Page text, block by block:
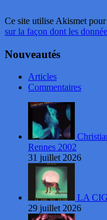
Ce site utilise Akismet
sur la façon dont les
Nouveautés
Articles
Commentaires
Rennes 2002
31 juillet 2026
LA
29 juillet 2026